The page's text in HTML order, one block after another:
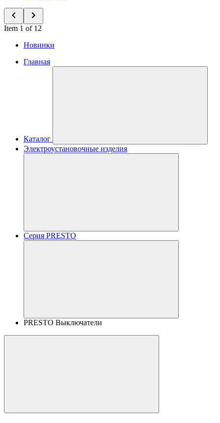
Item 1 of 12
Новинки
Главная
Каталог
Электроустановочные изделия
Серия PRESTO
PRESTO Выключатели